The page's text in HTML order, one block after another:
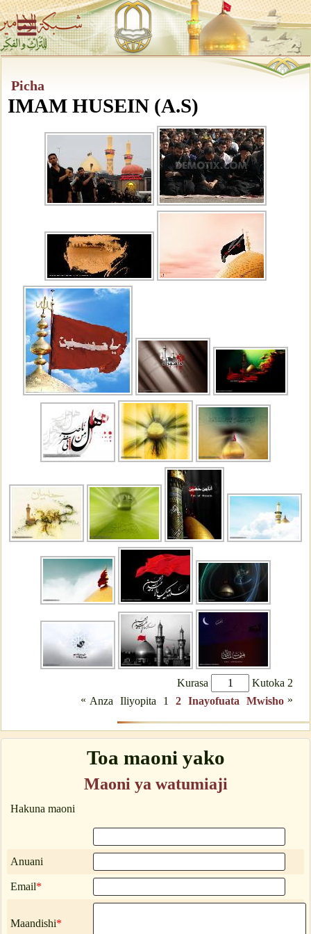
Picha
IMAM HUSEIN (A.S)
Kurasa
Kutoka 2
« Anza Iliyopita 1 2 Inayofuata Mwisho »
Toa maoni yako
Maoni ya watumiaji
Hakuna maoni
Anuani
Email*
Maandishi*